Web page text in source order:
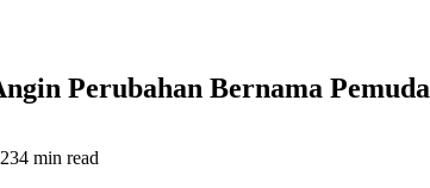
Perubahan Bernama Pemuda
4 min read